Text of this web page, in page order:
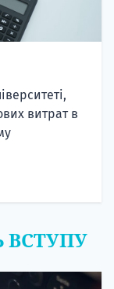
витрат в
ВСТУПУ